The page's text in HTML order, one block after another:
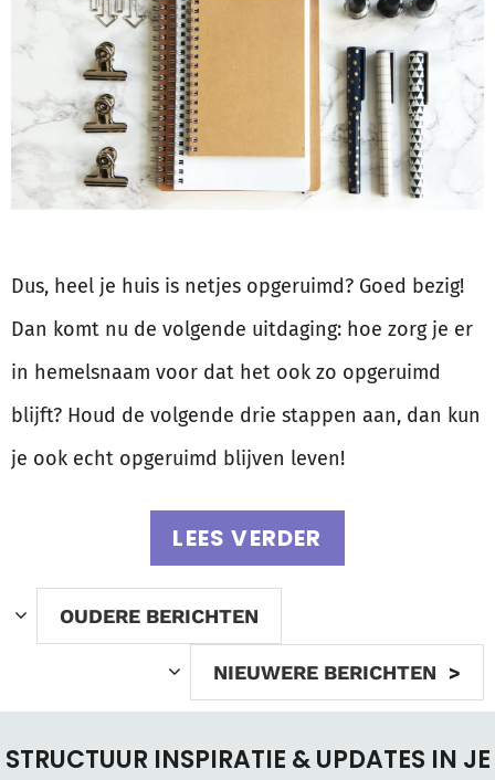
Dus, heel je huis is netjes opgeruimd? Goed bezig!
Dan komt nu de volgende uitdaging: hoe zorg je er
in hemelsnaam voor dat het ook zo opgeruimd
blijft? Houd de volgende drie stappen aan, dan kun
je ook echt opgeruimd blijven leven!
LEES VERDER
OUDERE BERICHTEN
NIEUWERE BERICHTEN
STRUCTUUR INSPIRATIE & UPDATES IN JE